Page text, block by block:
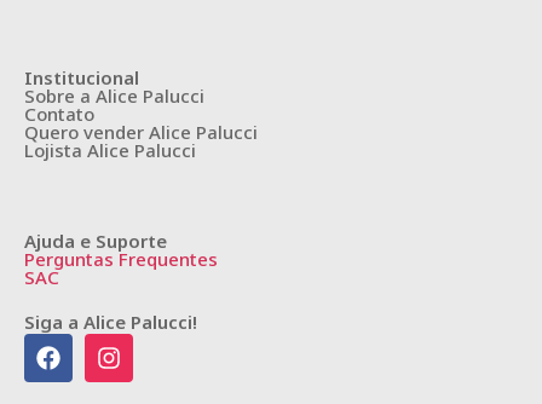
Institucional
Sobre a Alice Palucci
Contato
Quero vender Alice Palucci
Lojista Alice Palucci
Ajuda e Suporte
Perguntas Frequentes
SAC
Siga a Alice Palucci!